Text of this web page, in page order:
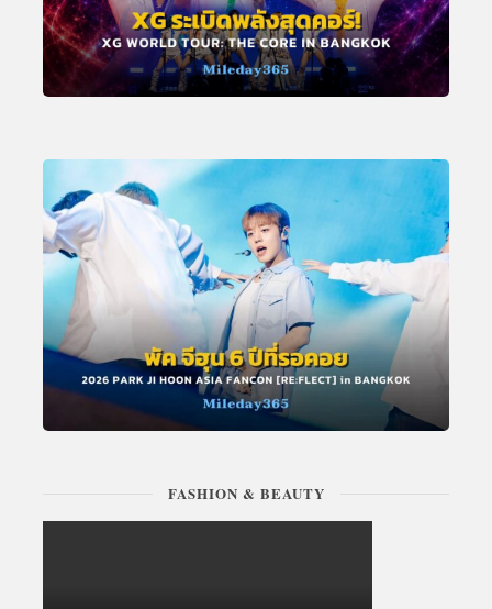
FASHION & BEAUTY